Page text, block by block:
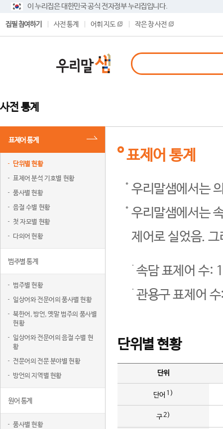
이 누리집은 대한민국 공식 전자정부 누리집입니다.
집필 참여하기 사전 통계 어휘 지도 작은 창 사전
사전 통계
표제어 통계
단위별 현황
표제어 분석 기호별 현황
품사별 현황
음절 수별 현황
첫 자모별 현황
다의어 현황
범주별 통계
범주별 현황
일상어와 전문어의 품사별 현황
북한어, 방언, 옛말 범주의 품사별
현황
일상어와 전문어의 음절 수별 현
황
전문어의 전문 분야별 현황
방언의 지역별 현황
원어 통계
품사별 현황
표제어 통계
우리말샘에서는
우리말샘에서는
제어로 실었음.
속담 표제어 수:
관용구 표제어
단위별 현황
단위
단어 1)
구2)